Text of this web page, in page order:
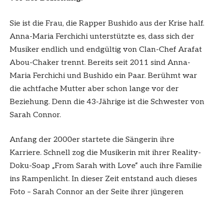
Sie ist die Frau, die Rapper Bushido aus der Krise half.
Anna-Maria Ferchichi unterstützte es, dass sich der
Musiker endlich und endgültig von Clan-Chef Arafat
Abou-Chaker trennt. Bereits seit 2011 sind Anna-
Maria Ferchichi und Bushido ein Paar. Berühmt war
die achtfache Mutter aber schon lange vor der
Beziehung. Denn die 43-Jährige ist die Schwester von
Sarah Connor.
Anfang der 2000er startete die Sängerin ihre
Karriere. Schnell zog die Musikerin mit ihrer Reality-
Doku-Soap „From Sarah with Love“ auch ihre Familie
ins Rampenlicht. In dieser Zeit entstand auch dieses
Foto – Sarah Connor an der Seite ihrer jüngeren